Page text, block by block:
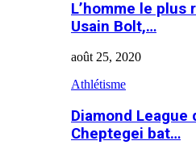
L’homme le plus
Usain Bolt,…
août 25, 2020
Athlétisme
Diamond League
Cheptegei bat…